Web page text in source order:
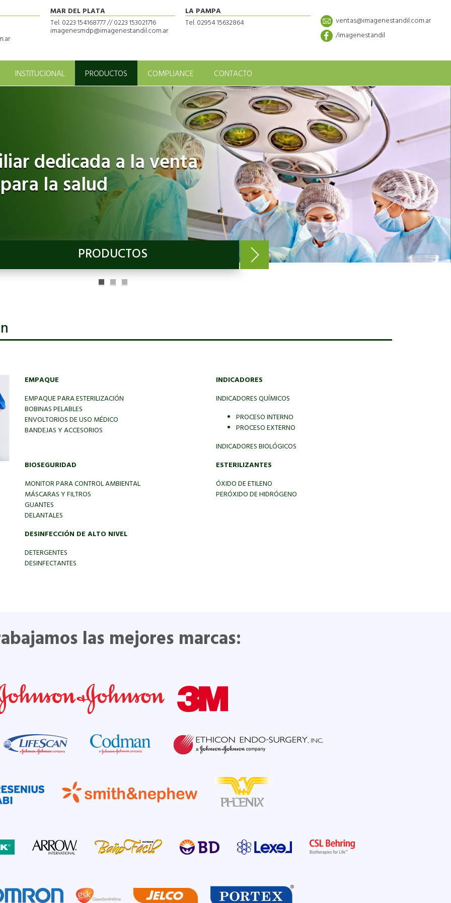
MAR DEL PLATA
Tel. 0223 154168777 // 0223 153021716
imagenesmdp@imagenestandil.com.ar
LA PAMPA
Tel. 02954 15632864
ventas@imagenestandil.com.ar
/imagenestandil
INSTITUCIONAL PRODUCTOS COMPLIANCE CONTACTO
dedicada a la venta
la salud
PRODUCTOS
EMPAQUE
EMPAQUE PARA ESTERILIZACIÓN
BOBINAS PELABLES
ENVOLTORIOS DE USO MÉDICO
BANDEJAS Y ACCESORIOS
INDICADORES
INDICADORES QUÍMICOS
PROCESO INTERNO
PROCESO EXTERNO
INDICADORES BIOLÓGICOS
BIOSEGURIDAD
MONITOR PARA CONTROL AMBIENTAL
MÁSCARAS Y FILTROS
GUANTES
DELANTALES
ESTERILIZANTES
ÓXIDO DE ETILENO
PERÓXIDO DE HIDRÓGENO
DESINFECCIÓN DE ALTO NIVEL
DETERGENTES
DESINFECTANTES
las mejores marcas: